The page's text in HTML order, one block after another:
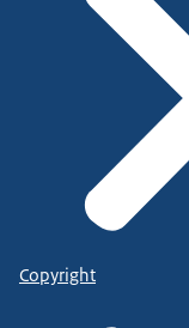
Copyright